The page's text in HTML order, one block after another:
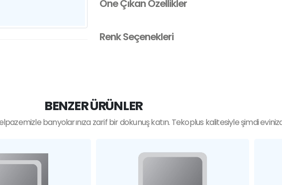
Öne Çıkan Özellikler
Renk Seçenekleri
BENZER ÜRÜNLER
banyolarınıza zarif bir dokunuş katın. Tekoplus kalitesiyle şimdi